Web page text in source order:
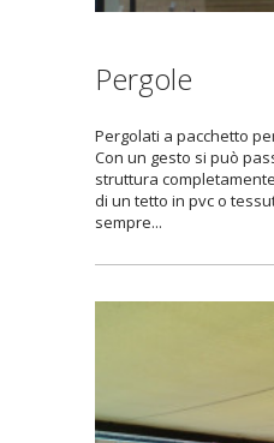
Pergole
Pergolati a pacchetto
Con un gesto si può
struttura
di un tetto in pvc o
sempre...